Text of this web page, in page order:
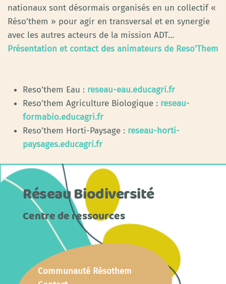
nationaux sont désormais organisés en un collectif «
Réso’them » pour agir en transversal et en synergie
avec les autres acteurs de la mission ADT…
Présentation et contact des animateurs de Reso'Them
Reso'them Eau : reseau-eau.educagri.fr
Reso'them Agriculture Biologique : reseau-
formabio.educagri.fr
Reso'them Horti-Paysage : reseau-horti-
paysages.educagri.fr
Réseau Biodiversité
Centre de ressources
Communauté Résothem